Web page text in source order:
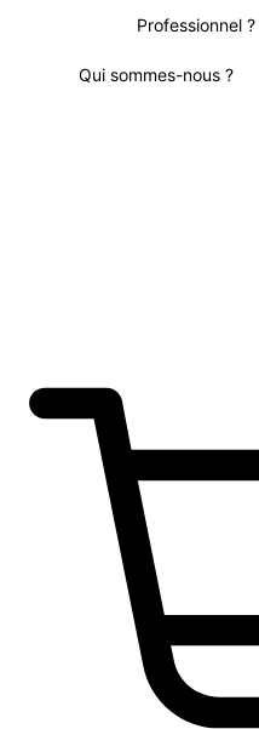
Professionnel ?
Qui sommes-nous ?